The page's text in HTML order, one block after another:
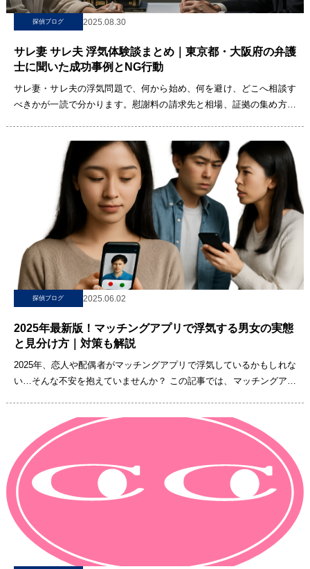
2025.08.30
探偵ブログ
サレ妻 サレ夫 浮気体験談まとめ｜東京都・大阪府の弁護
士に聞いた成功事例とNG行動
サレ妻・サレ夫の浮気問題で、何から始め、何を避け、どこへ相談す
べきかが一読で分かります。慰謝料の請求先と相場、証拠の集め方、
2025.06.02
探偵ブログ
2025年最新版！マッチングアプリで浮気する男女の実態
と見分け方｜対策も解説
2025年、恋人や配偶者がマッチングアプリで浮気しているかもしれな
い…そんな不安を抱えていませんか？ この記事では、マッチングアプ